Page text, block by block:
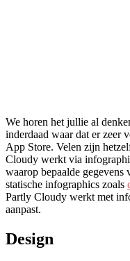
We horen het jullie al
inderdaad waar dat er zeer
App Store. Velen zijn
Cloudy werkt via
waarop bepaalde gegevens
statische infographics zoals
Partly Cloudy werkt met
aanpast.
Design